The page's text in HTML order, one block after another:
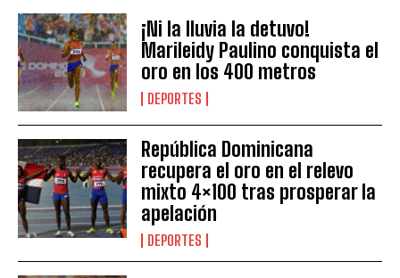
¡Ni la lluvia la detuvo!
Marileidy Paulino conquista el
oro en los 400 metros
DEPORTES
República Dominicana
recupera el oro en el relevo
mixto 4×100 tras prosperar la
apelación
DEPORTES